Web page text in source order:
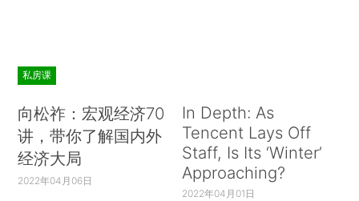
私房课
向松祚：宏观经济70
讲，带你了解国内外
经济大局
2022年04月06日
In Depth: As
Tencent Lays Off
Staff, Is Its ‘Winter’
Approaching?
2022年04月01日